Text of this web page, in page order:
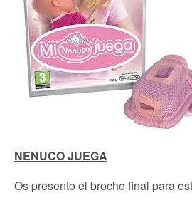
NENUCO JUEGA
Os presento el broche final para